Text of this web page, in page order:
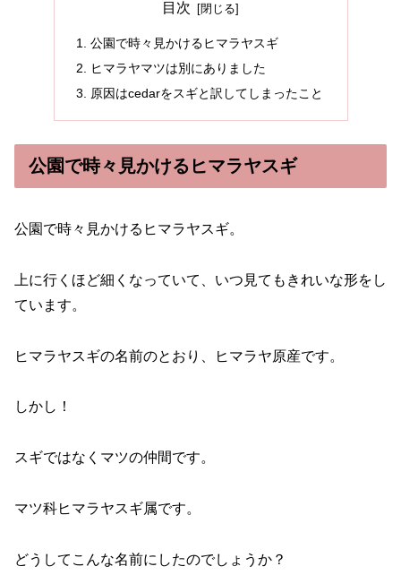
目次
公園で時々見かけるヒマラヤスギ
ヒマラヤマツは別にありました
原因はcedarをスギと訳してしまったこと
公園で時々見かけるヒマラヤスギ
公園で時々見かけるヒマラヤスギ。
上に行くほど細くなっていて、いつ見てもきれいな形をし
ています。
ヒマラヤスギの名前のとおり、ヒマラヤ原産です。
しかし！
スギではなくマツの仲間です。
マツ科ヒマラヤスギ属です。
どうしてこんな名前にしたのでしょうか？